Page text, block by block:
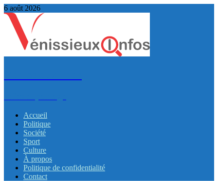
6 août 2026
Accueil
Politique
Société
Sport
Culture
À propos
Politique de confidentialité
Contact